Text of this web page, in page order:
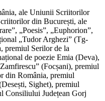
ale Uniunii Scriitorilor
din București, ale
„Poesis”, „Euphorion”,
„Tudor Arghezi” (Tg-
premiul Serilor de la
de poezie Emia (Deva),
(Focșani), premiul
din România, premiul
Sighet), premiul
Consiliului Județean Gorj